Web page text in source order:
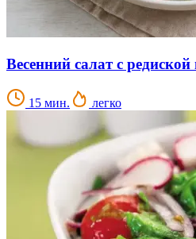
Весенний салат с
15 мин. легко